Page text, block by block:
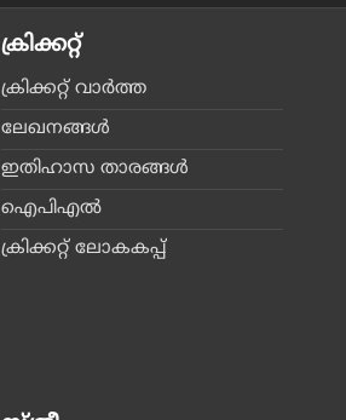
ക്രിക്കറ്റ്‌
ക്രിക്കറ്റ്‌ വാര്‍ത്ത
ലേഖനങ്ങള്‍
ഇതിഹാസ താരങ്ങള്‍
ഐപിഎല്‍
ക്രിക്കറ്റ് ലോകകപ്പ്